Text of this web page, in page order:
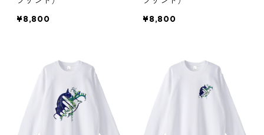
¥8,800
¥8,800